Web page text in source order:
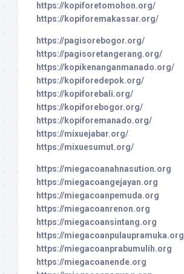
https://kopiforetomohon.org/
https://kopiforemakassar.org/
https://pagisorebogor.org/
https://pagisoretangerang.org/
https://kopikenanganmanado.org/
https://kopiforedepok.org/
https://kopiforebali.org/
https://kopiforebogor.org/
https://kopiforemanado.org/
https://mixuejabar.org/
https://mixuesumut.org/
https://miegacoanahnasution.org
https://miegacoangejayan.org
https://miegacoanpemuda.org
https://miegacoanrenon.org
https://miegacoansintang.org
https://miegacoanpulaupramuka.org
https://miegacoanprabumulih.org
https://miegacoanende.org